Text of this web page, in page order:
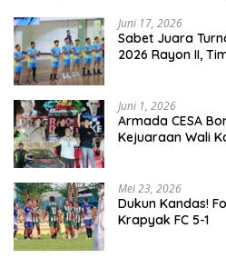
Juni 17, 2026
Sabet Juara
2026 Rayon II,
Juni 1, 2026
Armada CESA
Kejuaraan Wali
Mei 23, 2026
Dukun Kandas!
Krapyak FC 5-1